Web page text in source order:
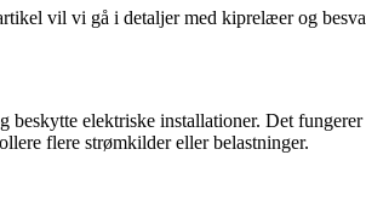
vil vi gå i detaljer med kiprelæer og
elektriske installationer. Det
flere strømkilder eller belastninger.